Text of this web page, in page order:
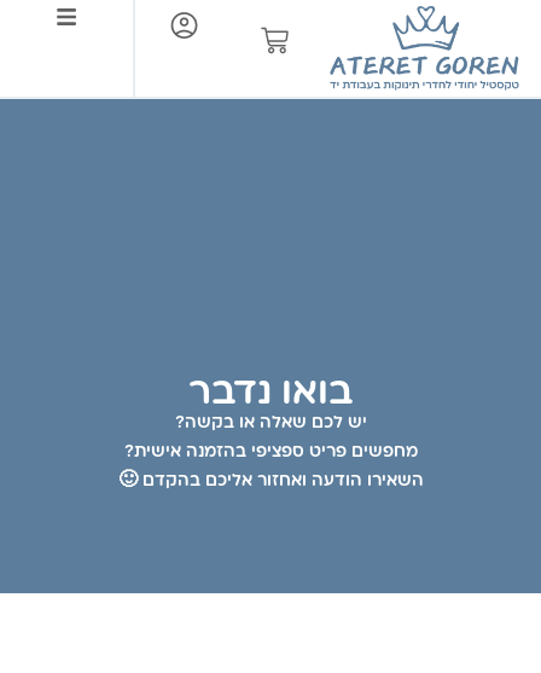
בואו נדבר
יש לכם שאלה או בקשה?
מחפשים פריט ספציפי בהזמנה אישית?
השאירו הודעה ואחזור אליכם בהקדם 🙂